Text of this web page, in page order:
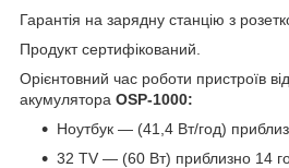
Гарантія на зарядну станцію з
Продукт сертифікований.
Орієнтовний час роботи пристроїв
акумулятора OSP-1000:
Ноутбук — (41,4 Вт/год)
32 TV — (60 Вт) приблизно 14